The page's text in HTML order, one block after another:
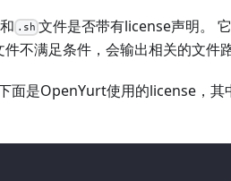
和 .sh 文件是否带有license声明。
不满足条件，会输出相关的文件路
面是OpenYurt使用的license，其